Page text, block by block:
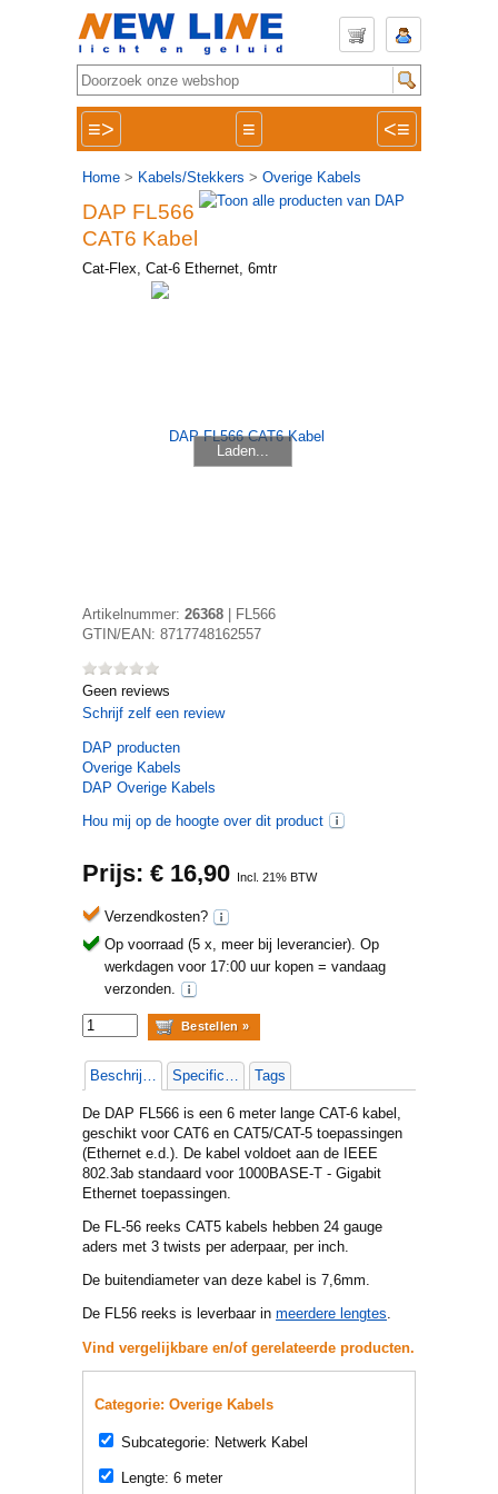
≡> ≡ <≡
Home > Kabels/Stekkers > Overige Kabels
DAP FL566
CAT6 Kabel
Cat-Flex, Cat-6 Ethernet, 6mtr
Laden...
Artikelnummer: 26368
FL566
GTIN/EAN: 8717748162557
Geen reviews
Schrijf zelf een review
DAP producten
Overige Kabels
DAP Overige Kabels
Hou mij op de hoogte over dit product
Prijs: € 16,90 Incl. 21% BTW
Verzendkosten?
Op voorraad (5 x, meer bij leverancier). Op
werkdagen voor 17:00 uur kopen = vandaag
verzonden.
Beschrijving Specificaties Tags
De DAP FL566 is een 6 meter lange CAT-6 kabel,
geschikt voor CAT6 en CAT5/CAT-5 toepassingen
(Ethernet e.d.). De kabel voldoet aan de IEEE
802.3ab standaard voor 1000BASE-T - Gigabit
Ethernet toepassingen.
De FL-56 reeks CAT5 kabels hebben 24 gauge
aders met 3 twists per aderpaar, per inch.
De buitendiameter van deze kabel is 7,6mm.
De FL56 reeks is leverbaar in meerdere lengtes.
Vind vergelijkbare en/of gerelateerde producten.
Categorie: Overige Kabels
Subcategorie: Netwerk Kabel
Lengte: 6 meter